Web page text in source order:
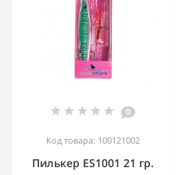
0
Код товара: 100121002
Пилькер ES1001 21 гр.